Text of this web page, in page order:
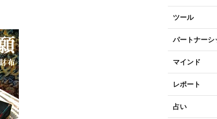
ツール
パートナーシ
マインド
レポート
占い